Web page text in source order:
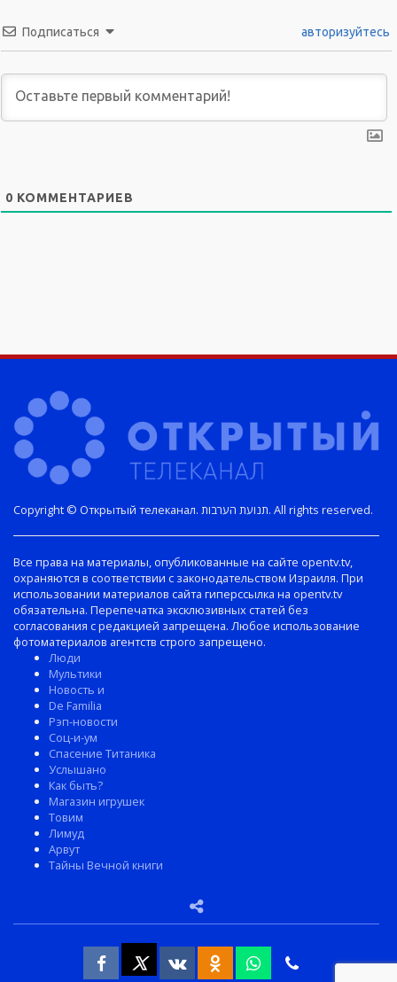
Подписаться авторизуйтесь
0 КОММЕНТАРИЕВ
Copyright © Открытый телеканал. תנועת הערבות. All rights reserved.
Все права на материалы, опубликованные на сайте opentv.tv,
охраняются в соответствии с законодательством Израиля. При
использовании материалов сайта гиперссылка на opentv.tv
обязательна. Перепечатка эксклюзивных статей без
согласования с редакцией запрещена. Любое использование
фотоматериалов агентств строго запрещено.
Люди
Мультики
Новость и
De Familia
Рэп-новости
Соц-и-ум
Спасение Титаника
Услышано
Как быть?
Магазин игрушек
Товим
Лимуд
Арвут
Тайны Вечной книги